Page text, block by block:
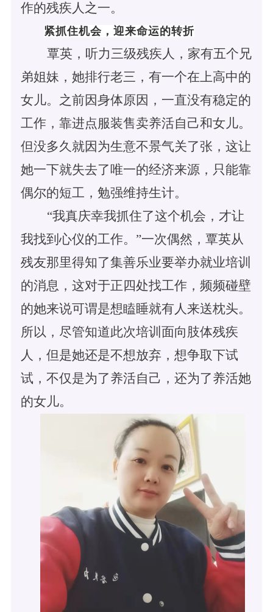
作的残疾人之一。
紧抓住机会，迎来命运的转折
覃英，听力三级残疾人，家有五个兄
弟姐妹，她排行老三，有一个在上高中的
女儿。之前因身体原因，一直没有稳定的
工作，靠进点服装售卖养活自己和女儿。
但没多久就因为生意不景气关了张，这让
她一下就失去了唯一的经济来源，只能靠
偶尔的短工，勉强维持生计。
“我真庆幸我抓住了这个机会，才让
我找到心仪的工作。”一次偶然，覃英从
残友那里得知了集善乐业要举办就业培训
的消息，这对于正四处找工作，频频碰壁
的她来说可谓是想瞌睡就有人来送枕头。
所以，尽管知道此次培训面向肢体残疾
人，但是她还是不想放弃，想争取下试
试，不仅是为了养活自己，还为了养活她
的女儿。